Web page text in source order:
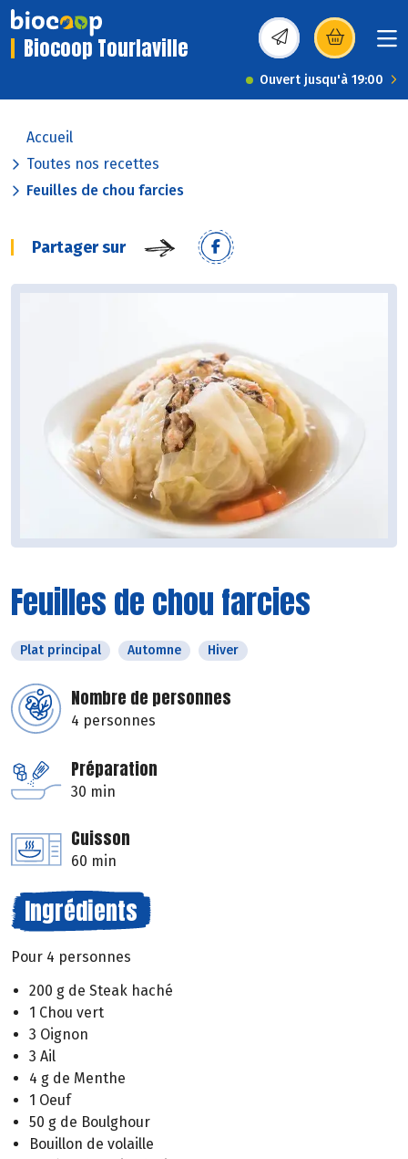
Biocoop Tourlaville (s’ouvre dans une
Ouvert jusqu'à 19:00
Accueil
Toutes nos recettes
Feuilles de chou farcies
Partager sur
Feuilles de chou farcies
Plat principal Automne Hiver
Nombre de personnes
4 personnes
Préparation
30 min
Cuisson
60 min
Ingrédients
Pour 4 personnes
200 g de Steak haché
1 Chou vert
3 Oignon
3 Ail
4 g de Menthe
1 Oeuf
50 g de Boulghour
Bouillon de volaille